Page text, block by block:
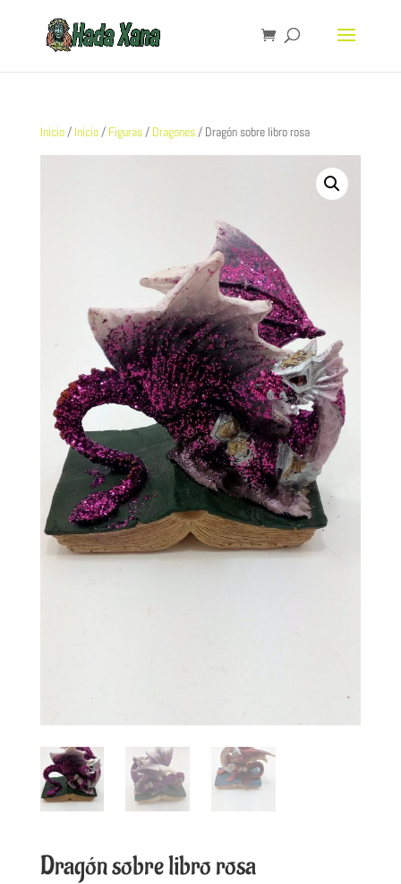
Inicio/ Inicio/ Figuras/ Dragones/ Dragón sobre libro rosa
Dragón sobre libro rosa